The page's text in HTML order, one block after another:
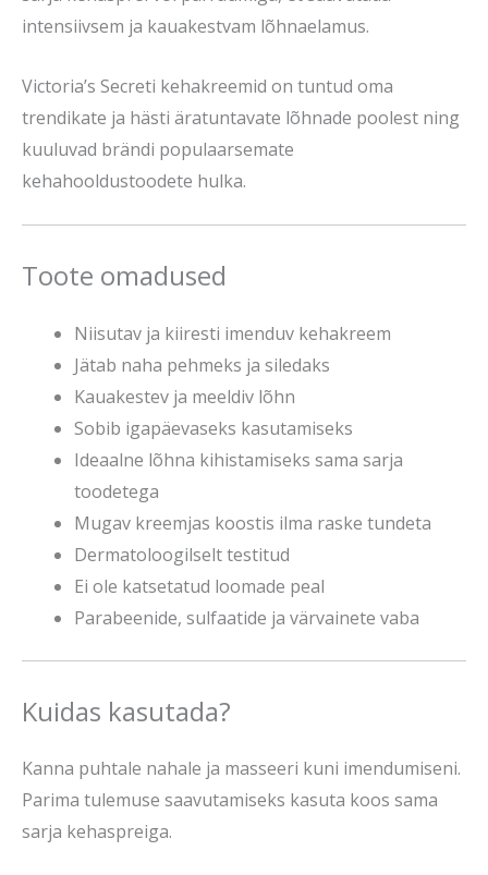
intensiivsem ja kauakestvam lõhnaelamus.
Victoria’s Secreti kehakreemid on tuntud oma
trendikate ja hästi äratuntavate lõhnade poolest ning
kuuluvad brändi populaarsemate
kehahooldustoodete hulka.
Toote omadused
Niisutav ja kiiresti imenduv kehakreem
Jätab naha pehmeks ja siledaks
Kauakestev ja meeldiv lõhn
Sobib igapäevaseks kasutamiseks
Ideaalne lõhna kihistamiseks sama sarja
toodetega
Mugav kreemjas koostis ilma raske tundeta
Dermatoloogilselt testitud
Ei ole katsetatud loomade peal
Parabeenide, sulfaatide ja värvainete vaba
Kuidas kasutada?
Kanna puhtale nahale ja masseeri kuni imendumiseni.
Parima tulemuse saavutamiseks kasuta koos sama
sarja kehaspreiga.